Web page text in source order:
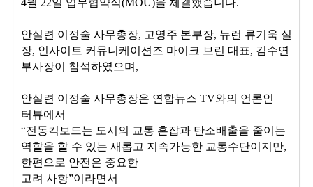
4 22 (MOU) .
안실련 이정술 사무총장, 고영주 본부장, 뉴런 류기욱 실
장, 인사이트 커뮤니케이션즈 마이크 브린 대표, 김수연
부사장이 참석하였으며,
안실련 이정술 사무총장은 연합뉴스 TV와의 언론인
터뷰에서
“전동킥보드는 도시의 교통 혼잡과 탄소배출을 줄이는
역할을 할 수 있는 새롭고 지속가능한 교통수단이지만,
한편으로 안전은 중요한
고려 사항”이라면서